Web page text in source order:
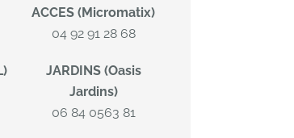
ACCES (Micromatix)
04 92 91 28 68
JARDINS (Oasis
Jardins)
06 84 0563 81